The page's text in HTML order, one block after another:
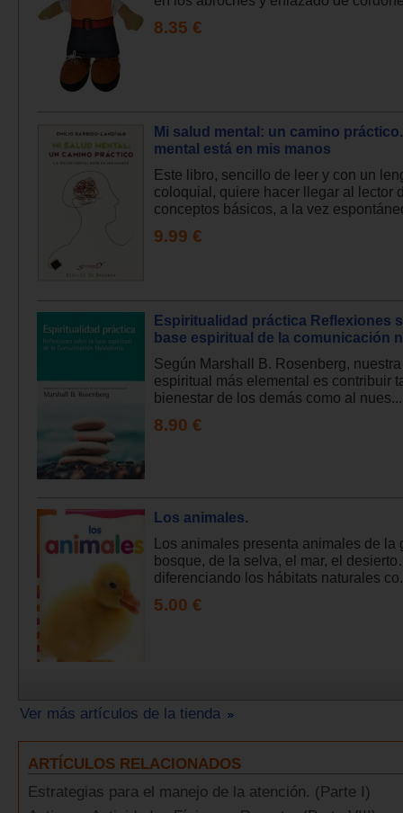
8.35 €
Mi salud mental: un camino
mental está en mis manos
Este libro, sencillo de leer y con un
coloquial, quiere hacer llegar al lector
conceptos básicos, a la vez
9.99 €
Espiritualidad práctica Reflexiones
base espiritual de la comunicación
Según Marshall B. Rosenberg,
espiritual más elemental es contribuir
bienestar de los demás como al nues...
8.90 €
Los animales.
Los animales presenta animales de la
bosque, de la selva, el mar, el
diferenciando los hábitats naturales
5.00 €
Ver más artículos de la tienda
ARTÍCULOS RELACIONADOS
Estrategias para el manejo de la atención. (Parte I)